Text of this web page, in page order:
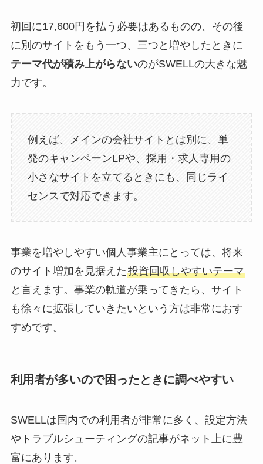
初回に17,600円を払う必要はあるものの、その後
に別のサイトをもう一つ、三つと増やしたときに
テーマ代が積み上がらないのがSWELLの大きな魅
力です。
例えば、メインの会社サイトとは別に、単
発のキャンペーンLPや、採用・求人専用の
小さなサイトを立てるときにも、同じライ
センスで対応できます。
事業を増やしやすい個人事業主にとっては、将来
のサイト増加を見据えた投資回収しやすいテーマ
と言えます。事業の軌道が乗ってきたら、サイト
も徐々に拡張していきたいという方は非常におす
すめです。
利用者が多いので困ったときに調べやすい
SWELLは国内での利用者が非常に多く、設定方法
やトラブルシューティングの記事がネット上に豊
富にあります。